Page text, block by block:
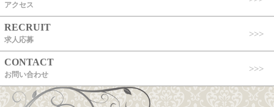
アクセス
RECRUIT
求人応募
CONTACT
お問い合わせ